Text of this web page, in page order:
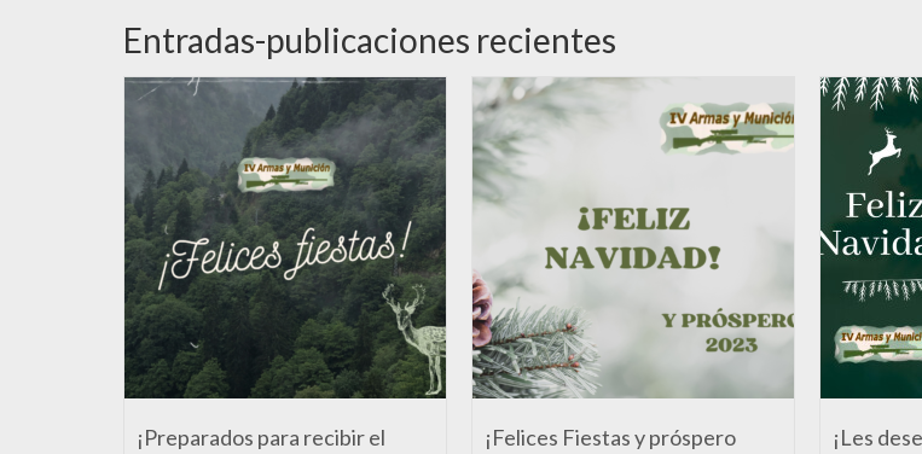
Entradas-publicaciones recientes
¡Preparados para recibir el
¡Felices Fiestas y próspero
¡Les